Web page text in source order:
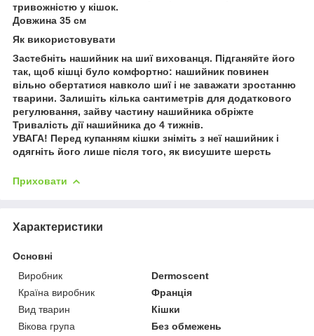
тривожністю у кішок.
Довжина 35 см
Як використовувати
Застебніть нашийник на шиї вихованця. Підганяйте його
так, щоб кішці було комфортно: нашийник повинен
вільно обертатися навколо шиї і не заважати зростанню
тварини. Залишіть кілька сантиметрів для додаткового
регулювання, зайву частину нашийника обріжте
Тривалість дії нашийника до 4 тижнів.
УВАГА! Перед купанням кішки зніміть з неї нашийник і
одягніть його лише після того, як висушите шерсть
Приховати
Характеристики
Основні
Виробник
Dermoscent
Країна виробник
Франція
Вид тварин
Кішки
Вікова група
Без обмежень